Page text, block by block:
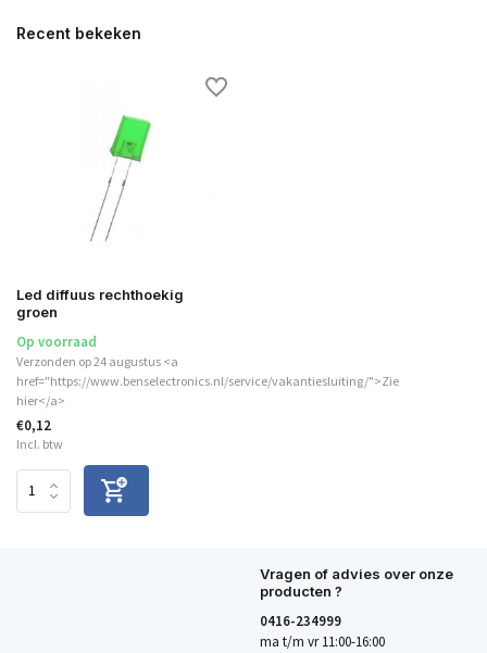
Recent bekeken
Led diffuus rechthoekig
groen
Op voorraad
Verzonden op 24 augustus <a
href="https://www.benselectronics.nl/service/vakantiesluiting/">Zie
hier</a>
€0,12
Incl. btw
Vragen of advies over onze
producten ?
0416-234999
ma t/m vr 11:00-16:00